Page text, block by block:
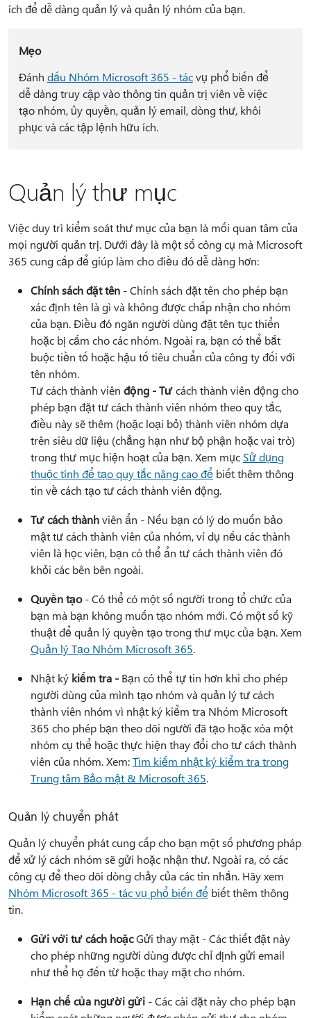
ích để dễ dàng quản lý và quản lý nhóm của bạn.
Mẹo
Đánh dấu Nhóm Microsoft 365 - tácvụ phổ biến để
dễ dàng truy cập vào thông tin quản trị viên về việc
tạo nhóm, ủy quyền, quản lý email, dòng thư, khôi
phục và các tập lệnh hữu ích.
Quản lý thư mục
Việc duy trì kiểm soát thư mục của bạn là mối quan tâm của
mọi người quản trị. Dưới đây là một số công cụ mà Microsoft
365 cung cấp để giúp làm cho điều đó dễ dàng hơn:
Chính sách đặt tên - Chính sách đặt tên cho phép bạn
xác định tên là gì và không được chấp nhận cho nhóm
của bạn. Điều đó ngăn người dùng đặt tên tục thiển
hoặc bị cấm cho các nhóm. Ngoài ra, bạn có thể bắt
buộc tiền tố hoặc hậu tố tiêu chuẩn của công ty đối với
tên nhóm.
Tư cách thành viên động - Tưcách thành viên động cho
phép bạn đặt tư cách thành viên nhóm theo quy tắc,
điều này sẽ thêm (hoặc loại bỏ) thành viên nhóm dựa
trên siêu dữ liệu (chẳng hạn như bộ phận hoặc vai trò)
trong thư mục hiện hoạt của bạn. Xem mục Sử dụng
thuộc tính để tạo quy tắc nâng cao để biết thêm thông
tin về cách tạo tư cách thành viên động.
Tư cách thànhviên ẩn - Nếu bạn có lý do muốn bảo
mật tư cách thành viên của nhóm, ví dụ nếu các thành
viên là học viên, bạn có thể ẩn tư cách thành viên đó
khỏi các bên bên ngoài.
Quyền tạo- Có thể có một số người trong tổ chức của
bạn mà bạn không muốn tạo nhóm mới. Có một số kỹ
thuật để quản lý quyền tạo trong thư mục của bạn. Xem
Quản lý Tạo Nhóm Microsoft 365.
Nhật ký kiểm tra - Bạn có thể tự tin hơn khi cho phép
người dùng của mình tạo nhóm và quản lý tư cách
thành viên nhóm vì nhật ký kiểm tra Nhóm Microsoft
365 cho phép bạn theo dõi người đã tạo hoặc xóa một
nhóm cụ thể hoặc thực hiện thay đổi cho tư cách thành
viên của nhóm. Xem:Tìm kiếm nhật ký kiểm tra trong
Trung tâm Bảo mật & Microsoft 365.
Quản lý chuyển phát
Quản lý chuyển phát cung cấp cho bạn một số phương pháp
để xử lý cách nhóm sẽ gửi hoặc nhận thư. Ngoài ra, có các
công cụ để theo dõi dòng chảy của các tin nhắn. Hãy xem
Nhóm Microsoft 365 - tác vụ phổ biến để biết thêm thông
tin.
Gửi với tư cách hoặcGửi thay mặt - Các thiết đặt này
cho phép những người dùng được chỉ định gửi email
như thể họ đến từ hoặc thay mặt cho nhóm.
Hạn chế của người gửi - Các cài đặt này cho phép bạn